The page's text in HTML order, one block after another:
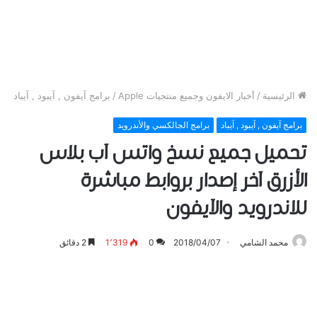
الرئيسية / أخبار الايفون وجميع منتجيات Apple / برامج آيفون , آيبود , آيباد
برامج آيفون , آيبود , آيباد برامج الجالكسي والأندرويد
تحميل جميع نسخ واتس آب بلاس
الأزرق آخر إصدار بروابط مباشرة
للاندرويد والآيفون
محمد الشامي 2018/04/07
0 1٬319